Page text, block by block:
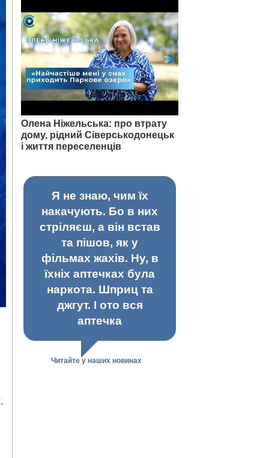
Олена Ніжельська: про втрату
дому, рідний Сіверськодонецьк
і життя переселенців
Я не знаю, чим їх
накачують. Бо в них
стріляєш, а він встав
та пішов, як у
фільмах жахів. Ну, в
їхніх аптечках була
наркота. Шприц та
джгут. І ото вся
аптечка
Читайте у наших новинах